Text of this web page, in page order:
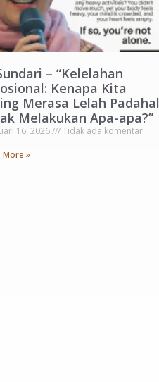
– “Kelelahan
Kenapa Kita
Merasa Lelah Padahal
Melakukan Apa-apa?”
16, 2026
Tidak ada komentar
More »